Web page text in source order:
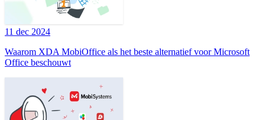
11 dec 2024
Waarom XDA MobiOffice als het beste alternatief voor Microsoft
Office beschouwt